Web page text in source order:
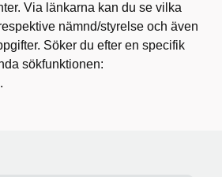
Via länkarna kan du se vilka
nämnd/styrelse och även
Söker du efter en specifik
sökfunktionen:
.